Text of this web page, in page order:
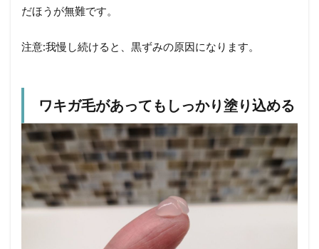
だほうが無難です。
注意:我慢し続けると、黒ずみの原因になります。
ワキガ毛があってもしっかり塗り込める